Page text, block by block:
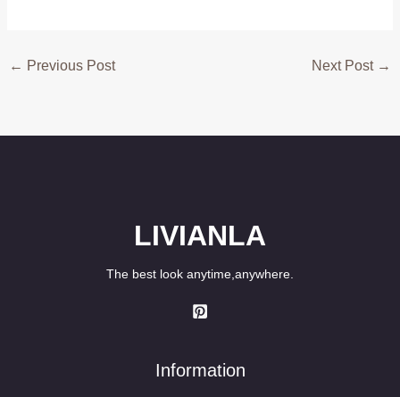
← Previous Post Next Post →
LIVIANLA
The best look anytime,anywhere.
Information